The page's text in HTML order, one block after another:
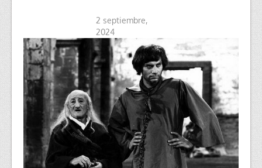
2 septiembre,
2024